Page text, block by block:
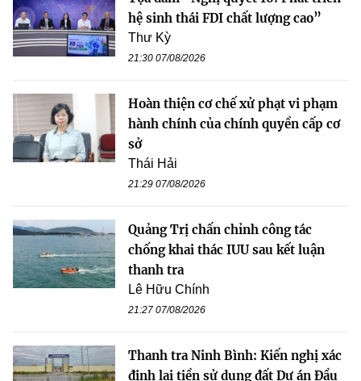
hệ sinh thái FDI chất lượng cao”
Thư Kỳ
21:30 07/08/2026
Hoàn thiện cơ chế xử phạt vi phạm
hành chính của chính quyền cấp cơ
sở
Thái Hải
21:29 07/08/2026
Quảng Trị chấn chỉnh công tác
chống khai thác IUU sau kết luận
thanh tra
Lê Hữu Chính
21:27 07/08/2026
Thanh tra Ninh Bình: Kiến nghị xác
định lại tiền sử dụng đất Dự án Đầu